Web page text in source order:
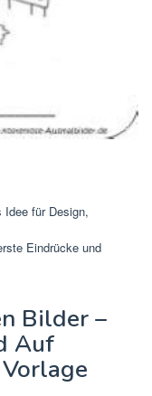
Idee für Design,
Eindrücke und
Bilder –
Auf